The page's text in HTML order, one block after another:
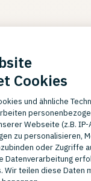
und
gestoßen.Die